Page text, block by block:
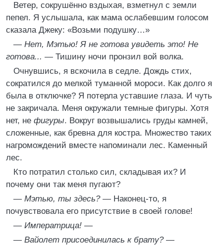
Ветер, сокрушённо вздыхая, взметнул с земли
пепел. Я услышала, как мама ослабевшим голосом
сказала Джеку: «Возьми подушку…»
— Нет, Мэтью! Я не готова увидеть это! Не
готова... — Тишину ночи пронзил вой волка.
Очнувшись, я вскочила в седле. Дождь стих,
сократился до мелкой туманной мороси. Как долго я
была в отключке? Я потерла уставшие глаза. И чуть
не закричала. Меня окружали темные фигуры. Хотя
нет, не фигуры. Вокруг возвышались груды камней,
сложенные, как бревна для костра. Множество таких
нагромождений вместе напоминали лес. Каменный
лес.
Кто потратил столько сил, складывая их? И
почему они так меня пугают?
— Мэтью, ты здесь?— Наконец-то, я
почувствовала его присутствие в своей голове!
— Императрица! —
— Вайолет присоединилась к брату?—